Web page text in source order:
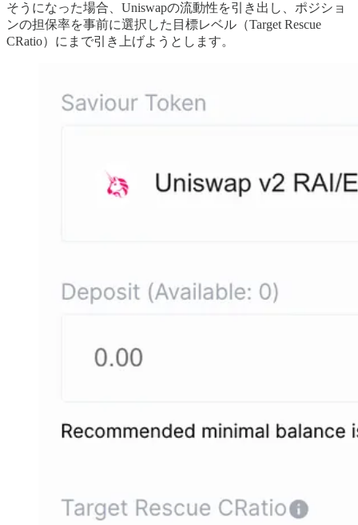
そうになった場合、Uniswapの流動性を引き出し、ポジショ
ンの担保率を事前に選択した目標レベル（Target Rescue
CRatio）にまで引き上げようとします。